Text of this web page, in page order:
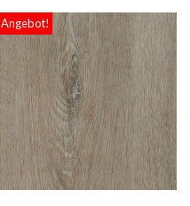
Angebot!